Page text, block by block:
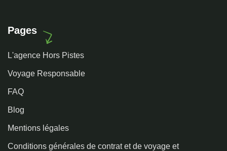
Pages
L'agence Hors Pistes
Voyage Responsable
FAQ
Blog
Mentions légales
Conditions générales de contrat et de voyage et